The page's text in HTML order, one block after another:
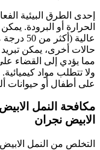
الطرق البيئية
أو البرودة.
عالية
أخرى، يمكن تبريد
يؤدي إلى القضاء على
تتطلب مواد كيميائية.
أطفال أو حيوانات
النمل
نجران
من النمل الابيض